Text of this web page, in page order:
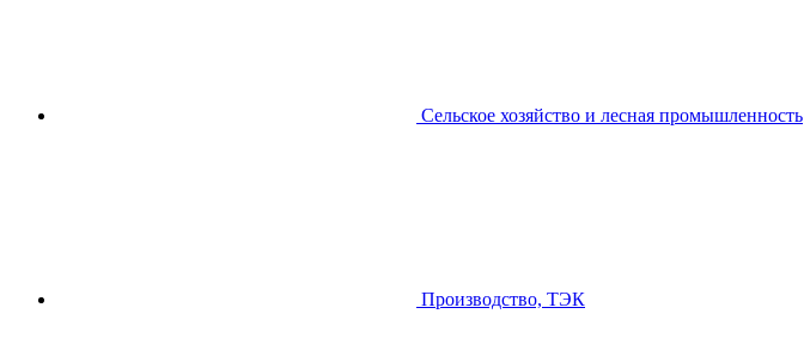
Сельское хозяйство и лесная промышленность
Производство, ТЭК